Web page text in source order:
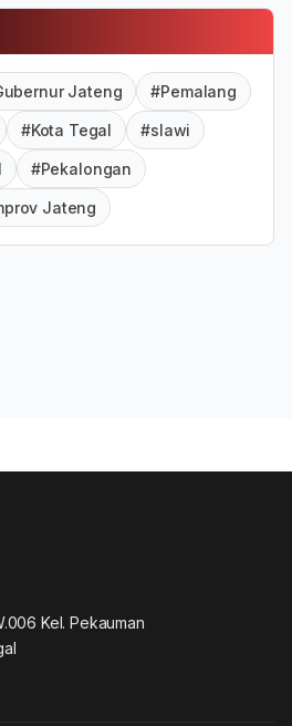
Jateng #Pemalang
#Kota Tegal #slawi
#Pekalongan
Jateng
Kel. Pekauman